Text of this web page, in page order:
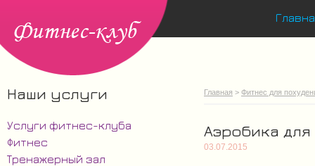
Наши услуги
Услуги фитнес-клуба
Фитнес
Тренажерный зал
Главная > Фитнес для
Аэробика
03.07.2015